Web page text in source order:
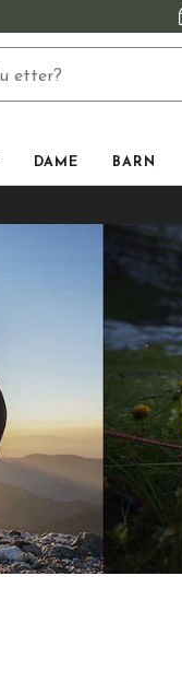
DAME BARN